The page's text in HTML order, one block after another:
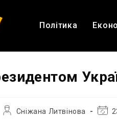
Політика
АвторСніжана Литвінова